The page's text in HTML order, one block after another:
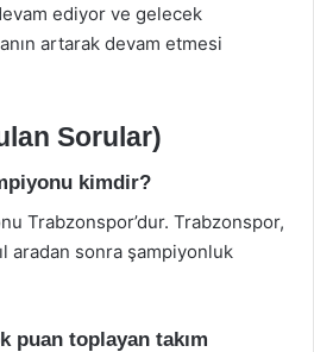
ediyor ve gelecek
artarak devam etmesi
Sorular)
kimdir?
Trabzonspor’dur. Trabzonspor,
aradan sonra şampiyonluk
puan toplayan takım